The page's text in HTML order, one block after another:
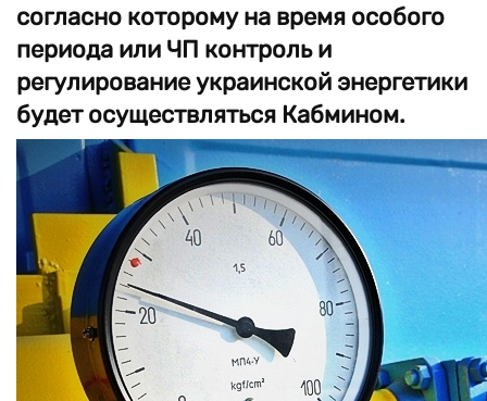
согласно которому на время особого
периода или ЧП контроль и
регулирование украинской энергетики
будет осуществляться Кабмином.